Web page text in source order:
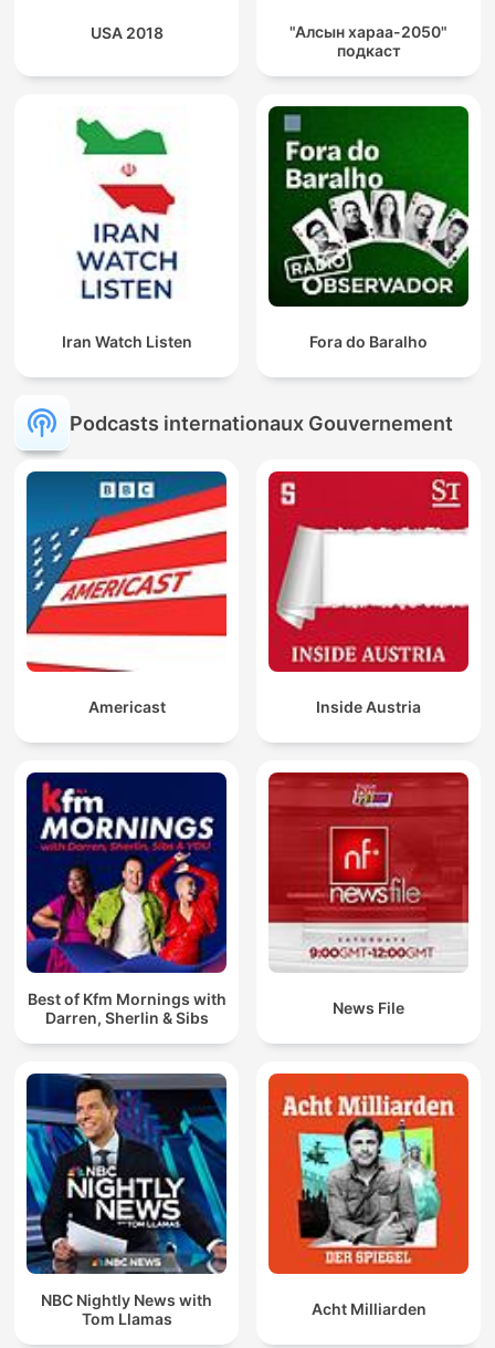
USA 2018
"Алсын хараа-2050"
подкаст
Iran Watch Listen Fora do Baralho
Podcasts internationaux Gouvernement
Americast Inside Austria
Best of Kfm Mornings with
Darren, Sherlin & Sibs
News File
NBC Nightly News with
Tom Llamas
Acht Milliarden